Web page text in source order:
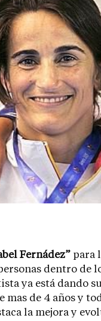
Fernádez” para
dentro de
ya está dando
mas de 4 años y
la mejora y